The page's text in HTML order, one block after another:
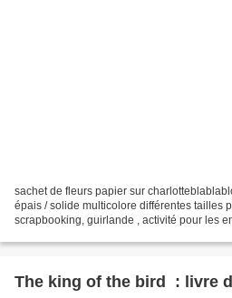
sachet de fleurs papier sur
épais / solide multicolore différentes tailles
scrapbooking, guirlande , activité pour les
The king of the bird : livre